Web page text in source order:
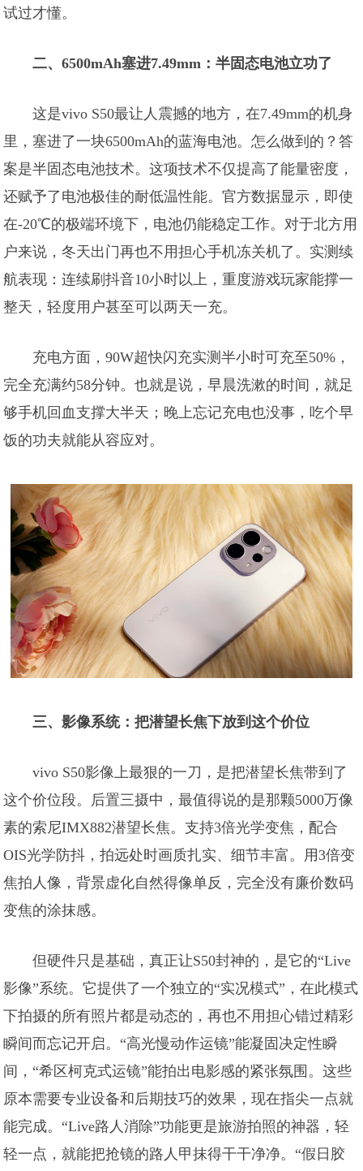
试过才懂。
二、6500mAh塞进7.49mm：半固态电池立功了
这是vivo S50最让人震撼的地方，在7.49mm的机身
里，塞进了一块6500mAh的蓝海电池。怎么做到的？答
案是半固态电池技术。这项技术不仅提高了能量密度，
还赋予了电池极佳的耐低温性能。官方数据显示，即使
在-20℃的极端环境下，电池仍能稳定工作。对于北方用
户来说，冬天出门再也不用担心手机冻关机了。实测续
航表现：连续刷抖音10小时以上，重度游戏玩家能撑一
整天，轻度用户甚至可以两天一充。
充电方面，90W超快闪充实测半小时可充至50%，
完全充满约58分钟。也就是说，早晨洗漱的时间，就足
够手机回血支撑大半天；晚上忘记充电也没事，吃个早
饭的功夫就能从容应对。
三、影像系统：把潜望长焦下放到这个价位
vivo S50影像上最狠的一刀，是把潜望长焦带到了
这个价位段。后置三摄中，最值得说的是那颗5000万像
素的索尼IMX882潜望长焦。支持3倍光学变焦，配合
OIS光学防抖，拍远处时画质扎实、细节丰富。用3倍变
焦拍人像，背景虚化自然得像单反，完全没有廉价数码
变焦的涂抹感。
但硬件只是基础，真正让S50封神的，是它的“Live
影像”系统。它提供了一个独立的“实况模式”，在此模式
下拍摄的所有照片都是动态的，再也不用担心错过精彩
瞬间而忘记开启。“高光慢动作运镜”能凝固决定性瞬
间，“希区柯克式运镜”能拍出电影感的紧张氛围。这些
原本需要专业设备和后期技巧的效果，现在指尖一点就
能完成。“Live路人消除”功能更是旅游拍照的神器，轻
轻一点，就能把抢镜的路人甲抹得干干净净。“假日胶